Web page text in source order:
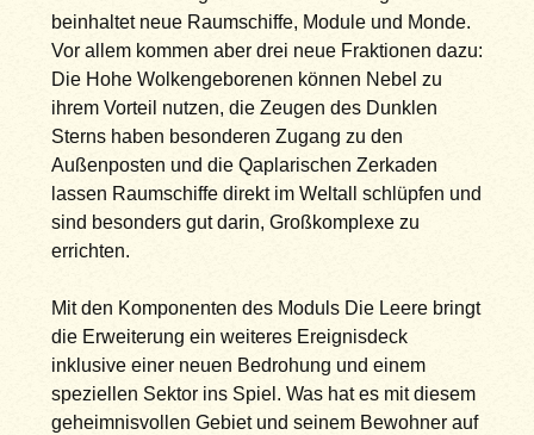
beinhaltet neue Raumschiffe, Module und Monde.
Vor allem kommen aber drei neue Fraktionen dazu:
Die Hohe Wolkengeborenen können Nebel zu
ihrem Vorteil nutzen, die Zeugen des Dunklen
Sterns haben besonderen Zugang zu den
Außenposten und die Qaplarischen Zerkaden
lassen Raumschiffe direkt im Weltall schlüpfen und
sind besonders gut darin, Großkomplexe zu
errichten.
Mit den Komponenten des Moduls Die Leere bringt
die Erweiterung ein weiteres Ereignisdeck
inklusive einer neuen Bedrohung und einem
speziellen Sektor ins Spiel. Was hat es mit diesem
geheimnisvollen Gebiet und seinem Bewohner auf